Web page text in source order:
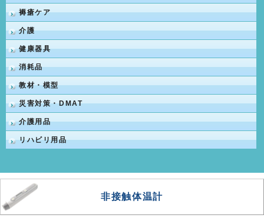
褥瘡ケア
介護
健康器具
消耗品
教材・模型
災害対策・DMAT
介護用品
リハビリ用品
非接触体温計